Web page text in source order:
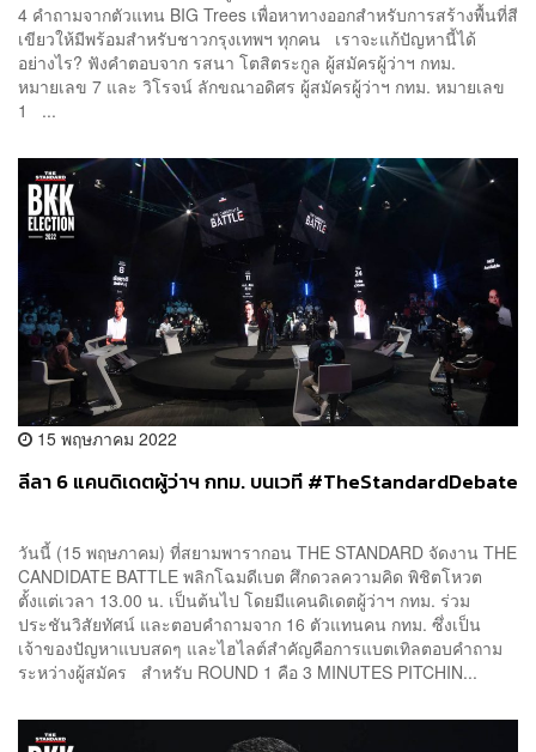
4 คำถามจากตัวแทน BIG Trees เพื่อหาทางออกสำหรับการสร้างพื้นที่สี
เขียวให้มีพร้อมสำหรับชาวกรุงเทพฯ ทุกคน เราจะแก้ปัญหานี้ได้
อย่างไร? ฟังคำตอบจาก รสนา โตสิตระกูล ผู้สมัครผู้ว่าฯ กทม.
หมายเลข 7 และ วิโรจน์ ลักขณาอดิศร ผู้สมัครผู้ว่าฯ กทม. หมายเลข
1 ...
15 พฤษภาคม 2022
ลีลา 6 แคนดิเดตผู้ว่าฯ กทม. บนเวที #TheStandardDebate
วันนี้ (15 พฤษภาคม) ที่สยามพารากอน THE STANDARD จัดงาน THE
CANDIDATE BATTLE พลิกโฉมดีเบต ศึกดวลความคิด พิชิตโหวต
ตั้งแต่เวลา 13.00 น. เป็นต้นไป โดยมีแคนดิเดตผู้ว่าฯ กทม. ร่วม
ประชันวิสัยทัศน์ และตอบคำถามจาก 16 ตัวแทนคน กทม. ซึ่งเป็น
เจ้าของปัญหาแบบสดๆ และไฮไลต์สำคัญคือการแบตเทิลตอบคำถาม
ระหว่างผู้สมัคร สำหรับ ROUND 1 คือ 3 MINUTES PITCHIN...